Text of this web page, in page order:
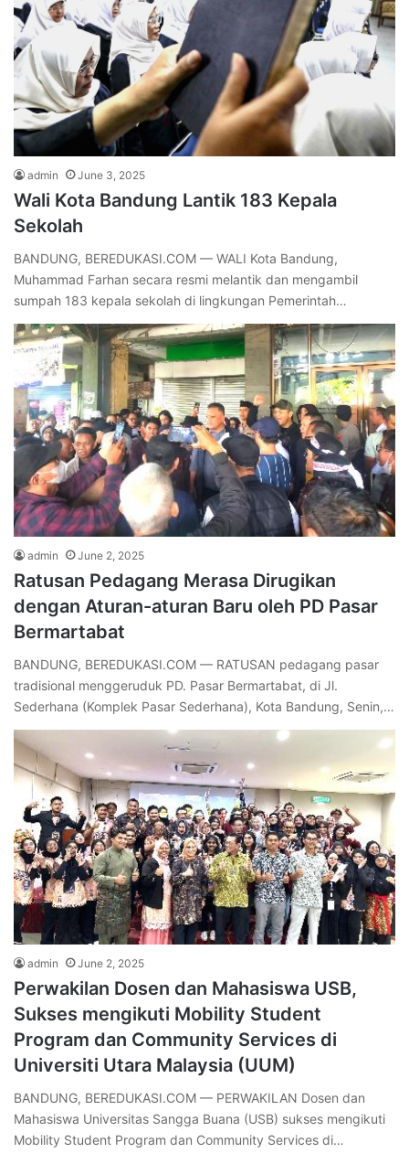
admin June 3, 2025
Wali Kota Bandung Lantik 183 Kepala
Sekolah
BANDUNG, BEREDUKASI.COM — WALI Kota Bandung,
Muhammad Farhan secara resmi melantik dan mengambil
sumpah 183 kepala sekolah di lingkungan Pemerintah…
admin June 2, 2025
Ratusan Pedagang Merasa Dirugikan
dengan Aturan-aturan Baru oleh PD Pasar
Bermartabat
BANDUNG, BEREDUKASI.COM — RATUSAN pedagang pasar
tradisional menggeruduk PD. Pasar Bermartabat, di Jl.
Sederhana (Komplek Pasar Sederhana), Kota Bandung, Senin,…
admin June 2, 2025
Perwakilan Dosen dan Mahasiswa USB,
Sukses mengikuti Mobility Student
Program dan Community Services di
Universiti Utara Malaysia (UUM)
BANDUNG, BEREDUKASI.COM — PERWAKILAN Dosen dan
Mahasiswa Universitas Sangga Buana (USB) sukses mengikuti
Mobility Student Program dan Community Services di…